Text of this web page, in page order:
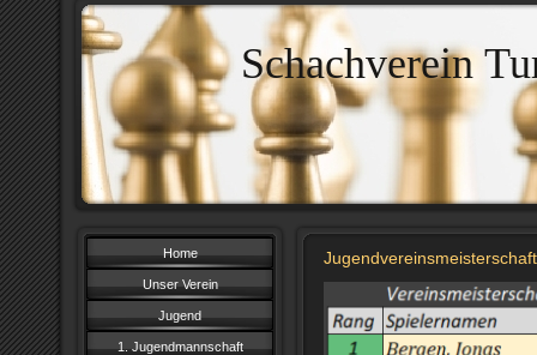
Schachverein
Home
Unser Verein
Jugend
1. Jugendmannschaft